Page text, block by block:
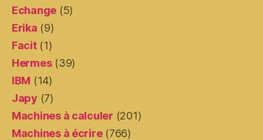
Echange (5)
Erika (9)
Facit(1)
Hermes(39)
IBM (14)
Japy (7)
Machines à calculer (201)
Machines à écrire(766)